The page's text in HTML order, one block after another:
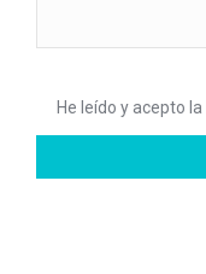
He leído y acepto la